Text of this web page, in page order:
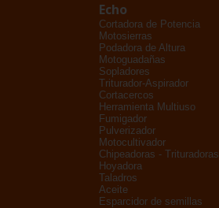
Echo
Cortadora de Potencia
Motosierras
Podadora de Altura
Motoguadañas
Sopladores
Triturador-Aspirador
Cortacercos
Herramienta Multiuso
Fumigador
Pulverizador
Motocultivador
Chipeadoras - Trituradoras
Hoyadora
Taladros
Aceite
Esparcidor de semillas